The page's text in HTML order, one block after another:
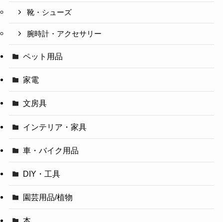
靴・シューズ
腕時計・アクセサリー
ペット用品
家電
文房具
インテリア・家具
車・バイク用品
DIY・工具
園芸用品/植物